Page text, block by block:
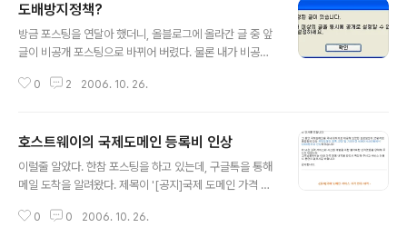
도배방지정책?
방금 포스팅을 연달아 했더니, 올블로그에 올라간 글 중 앞
글이 비공개 포스팅으로 바뀌어 버렸다. 물론 내가 비공개
보니 비공개로 되어 있는 것이다. 그래서 공개로 바꾸어서
는 없으니까... 그러나 10분 동안 2개의 포스팅을 공개할
수 없다는 것은 문제가 아닌가? 10분 안에 두개의 포스팅
이 올라가면 둘 중 하나는 비공개가 되어야 한다니... 10분
개? 메타블로그 등록은 글을 배포하기 위한 목적인데... 예
0 2 2006. 10. 26.
호스트웨이의 국제도메인 등록비 인상
이럴줄 알았다. 한참 포스팅을 하고 있는데, 구글톡을 통해
메일 도착을 알려왔다. 제목이 '[공지]국제 도메인 가격 변
6,600원에서 9,900원! 무려 50% 인상! 내가 관리하는
0 0 2006. 10. 26.